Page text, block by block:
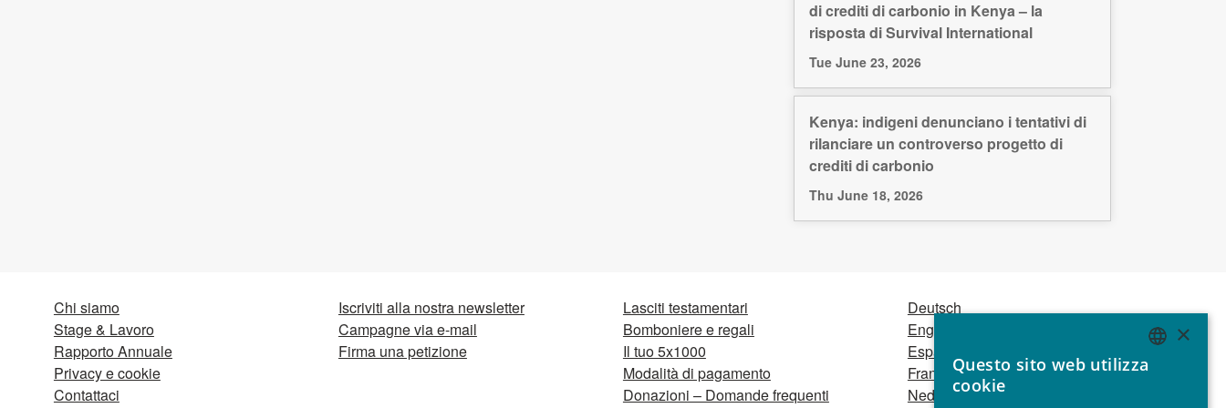
di crediti di carbonio in Kenya – la
risposta di Survival International
Tue June 23, 2026
Kenya: indigeni denunciano i tentativi di
rilanciare un controverso progetto di
crediti di carbonio
Thu June 18, 2026
Chi siamo
Stage & Lavoro
Rapporto Annuale
Privacy e cookie
Contattaci
Iscriviti alla nostra newsletter
Campagne via e-mail
Firma una petizione
Lasciti testamentari
Bomboniere e regali
Il tuo 5x1000
Modalità di pagamento
Donazioni – Domande frequenti
Deutsch
English
Español
Français
Nederlands
ENGLISH
×
Questo sito web utilizza
cookie